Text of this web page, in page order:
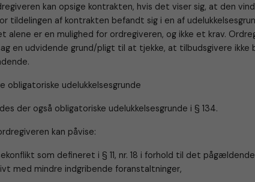
kan opsige kontrakten, hvis det viser sig, at den
tildelingen af kontrakten befandt sig i en af
alene er en mulighed for ordregiveren, og ikke et krav.
en udvidende grund/pligt til at tjekke, at tilbudsgivere ikke
obligatoriske udelukkelsesgrunde
der også obligatoriske udelukkelsesgrunde i § 134.
kan påvise:
som defineret i § 11, nr. 18 i forhold til det
med mindre indgribende foranstaltninger,